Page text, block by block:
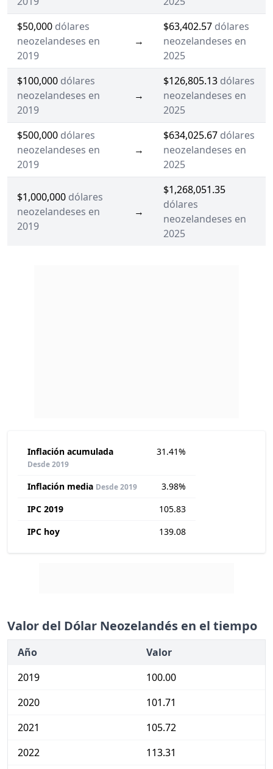
$50,000 dólares
neozelandeses en
2019
→
$63,402.57 dólares
neozelandeses en
2025
$100,000 dólares
neozelandeses en
2019
→
$126,805.13 dólares
neozelandeses en
2025
$500,000 dólares
neozelandeses en
2019
→
$634,025.67 dólares
neozelandeses en
2025
$1,000,000 dólares
neozelandeses en
2019
→
$1,268,051.35
dólares
neozelandeses en
2025
Inflación acumulada
Desde 2019
31.41%
Inflación media Desde 2019
3.98%
IPC 2019
105.83
IPC hoy
139.08
Valor del Dólar Neozelandés en el tiempo
Año
Valor
2019
100.00
2020
101.71
2021
105.72
2022
113.31